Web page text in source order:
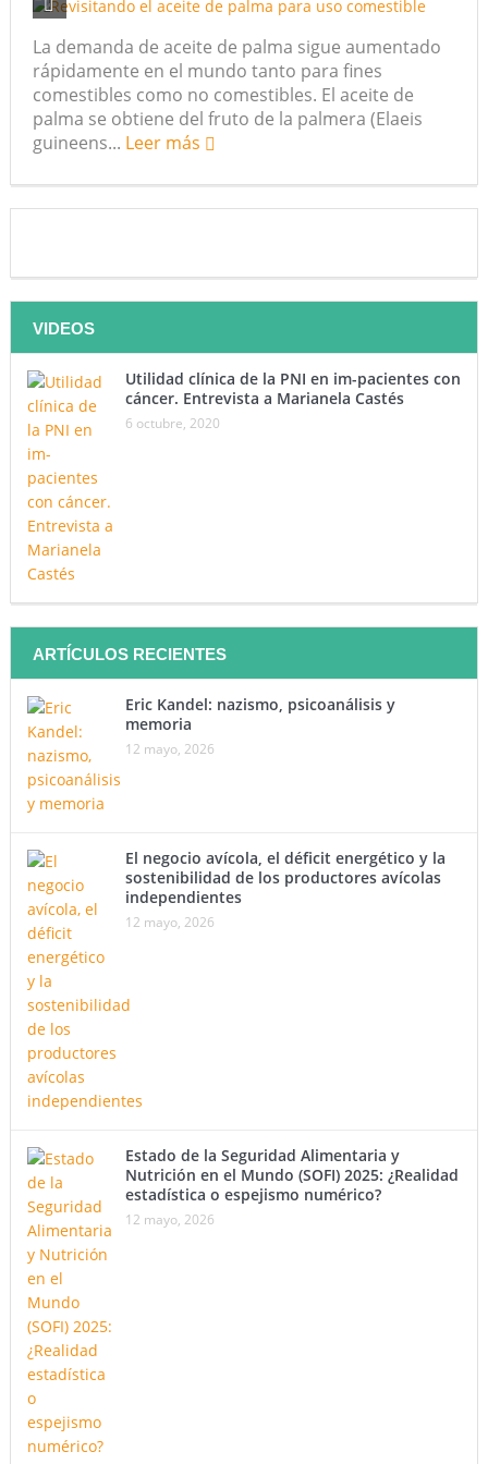
futuro “ilimitado” de la Inteligencia Artificial
¿Qué sabemos de los alimentos ultraprocesados?
¿Los 20 años de regalo? Parte II
(ACFIMAN)
¿Los veinte años de regalo?
Nuevas noticias sobre las dietas vegetarianas y el riesgo
de cáncer
La demanda de aceite de palma sigue aumentado
rápidamente en el mundo tanto para fines
comestibles como no comestibles. El aceite de
palma se obtiene del fruto de la palmera (Elaeis
guineens... Leer más
VIDEOS
Utilidad clínica de la PNI en im-pacientes con
cáncer. Entrevista a Marianela Castés
6 octubre, 2020
ARTÍCULOS RECIENTES
Eric Kandel: nazismo, psicoanálisis y
memoria
12 mayo, 2026
El negocio avícola, el déficit energético y la
sostenibilidad de los productores avícolas
independientes
12 mayo, 2026
Estado de la Seguridad Alimentaria y
Nutrición en el Mundo (SOFI) 2025: ¿Realidad
estadística o espejismo numérico?
12 mayo, 2026